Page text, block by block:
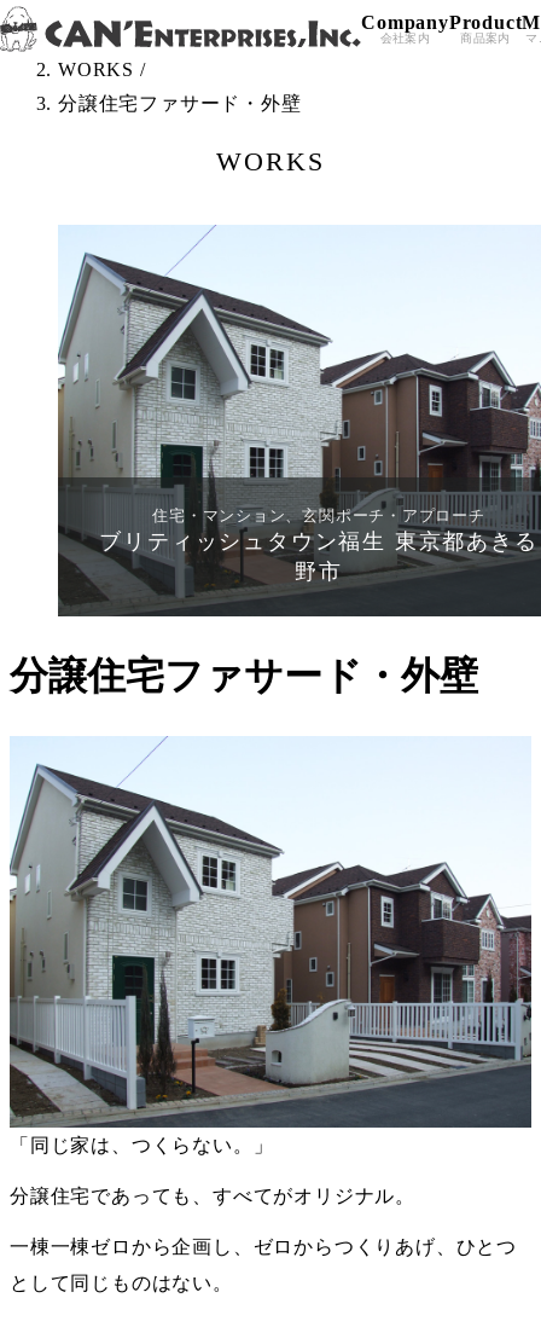
Skip to content
Company
会社案内
Product
商品案内 マ
TOP /
WORKS /
分譲住宅ファサード・外壁
WORKS
住宅・マンション、玄関ポーチ・アプローチ
ブリティッシュタウン福生 東京都あきる
野市
分譲住宅ファサード・外壁
「同じ家は、つくらない。」
分譲住宅であっても、すべてがオリジナル。
一棟一棟ゼロから企画し、ゼロからつくりあげ、ひとつ
として同じものはない。